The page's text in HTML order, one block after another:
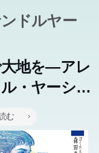
ドルヤー
地を―アレ
・ヤーシ
(群像社ライ
む